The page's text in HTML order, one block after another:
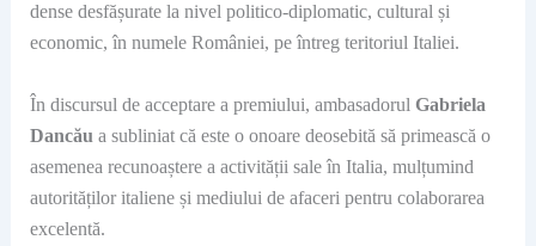
dense desfășurate la nivel politico-diplomatic, cultural și
economic, în numele României, pe întreg teritoriul Italiei.
În discursul de acceptare a premiului, ambasadorul Gabriela
Dancău a subliniat că este o onoare deosebită să primească o
asemenea recunoaștere a activității sale în Italia, mulțumind
autorităților italiene și mediului de afaceri pentru colaborarea
excelentă.